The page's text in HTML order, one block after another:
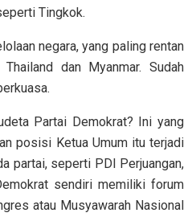
Tingkok.
negara, yang paling rentan
dan Myanmar. Sudah
Partai Demokrat? Ini yang
posisi Ketua Umum itu terjadi
partai, seperti PDI Perjuangan,
sendiri memiliki forum
atau Musyawarah Nasional